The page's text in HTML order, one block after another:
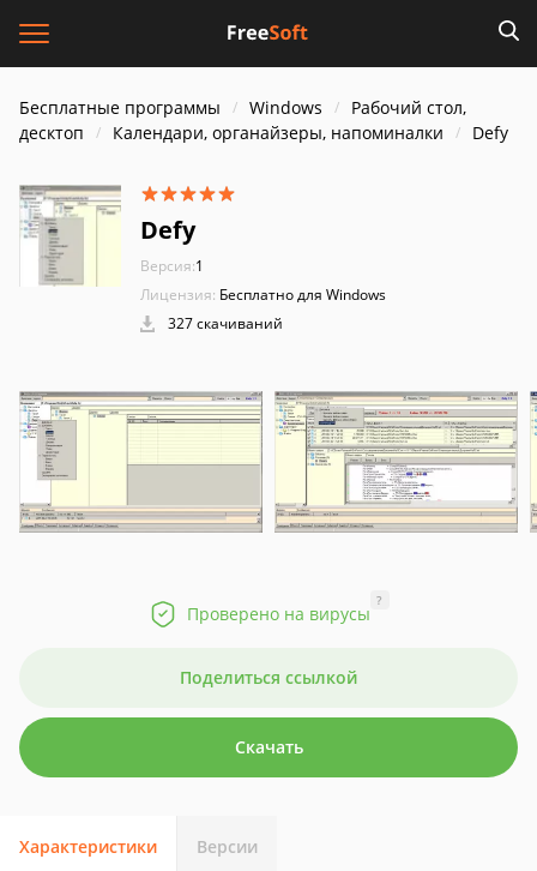
Бесплатные программы Windows
Рабочий стол,
десктоп
Календари, органайзеры, напоминалки Defy
Defy
Версия:1
Лицензия: Бесплатно для Windows
327 скачиваний
Проверено на вирусы
?
Поделиться ссылкой
Скачать
Характеристики Версии